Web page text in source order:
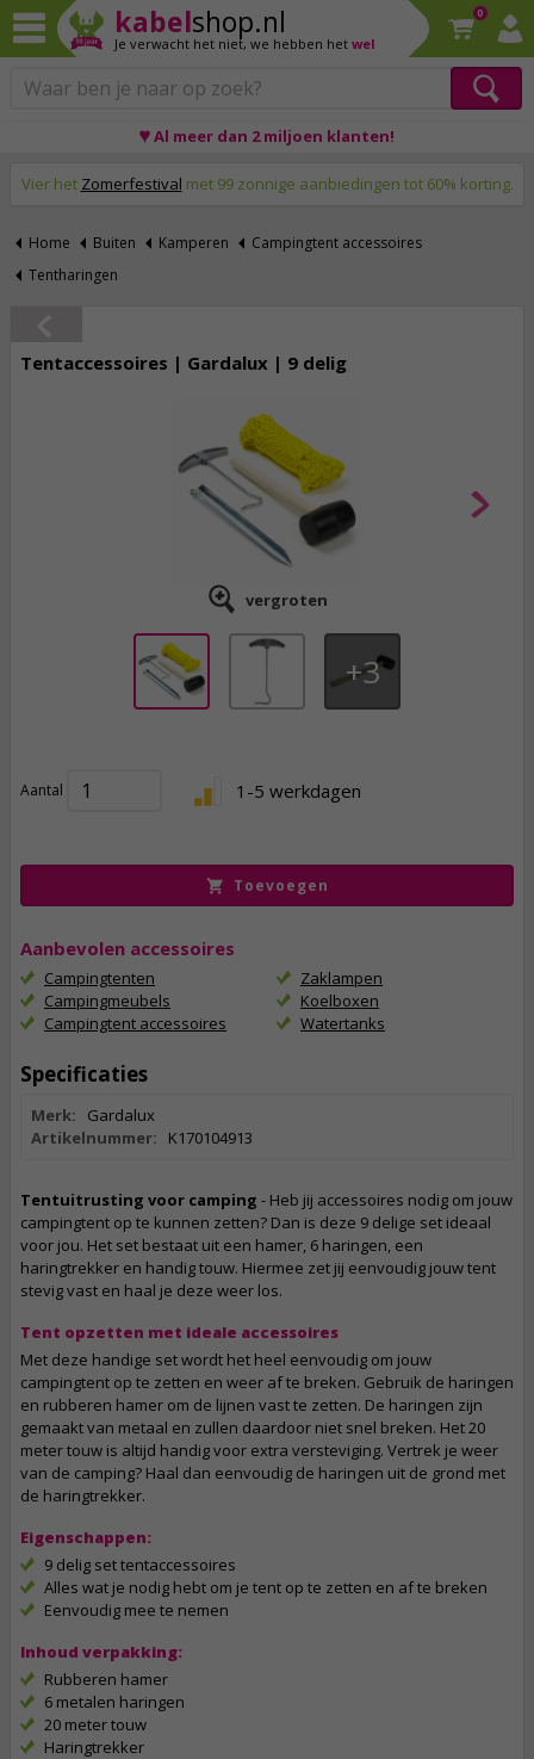
kabelshop.nl
Je verwacht het niet, we hebben het wel
0
♥ Al meer dan 2 miljoen klanten!
Vier het Zomerfestival met 99 zonnige aanbiedingen tot 60% korting.
Home Buiten Kamperen
Campingtent accessoires
Tentharingen
Tentaccessoires | Gardalux | 9 delig
vergroten
3
Aantal 1-5 werkdagen
Toevoegen
Aanbevolen accessoires
Campingtenten
Campingmeubels
Campingtent accessoires
Zaklampen
Koelboxen
Watertanks
Specificaties
Merk:
Gardalux
Artikelnummer:
K170104913
Tentuitrusting voor camping - Heb jij accessoires nodig om jouw
campingtent op te kunnen zetten? Dan is deze 9 delige set ideaal
voor jou. Het set bestaat uit een hamer, 6 haringen, een
haringtrekker en handig touw. Hiermee zet jij eenvoudig jouw tent
stevig vast en haal je deze weer los.
Tent opzetten met ideale accessoires
Met deze handige set wordt het heel eenvoudig om jouw
campingtent op te zetten en weer af te breken. Gebruik de haringen
en rubberen hamer om de lijnen vast te zetten. De haringen zijn
gemaakt van metaal en zullen daardoor niet snel breken. Het 20
meter touw is altijd handig voor extra versteviging. Vertrek je weer
van de camping? Haal dan eenvoudig de haringen uit de grond met
de haringtrekker.
Eigenschappen:
9 delig set tentaccessoires
Alles wat je nodig hebt om je tent op te zetten en af te breken
Eenvoudig mee te nemen
Inhoud verpakking:
Rubberen hamer
6 metalen haringen
20 meter touw
Haringtrekker